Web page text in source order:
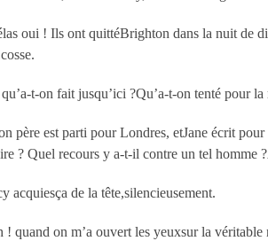
oui ! Ils ont quittéBrighton dans la nuit de
t-on fait jusqu’ici ?Qu’a-t-on tenté pour la
père est parti pour Londres, etJane écrit
? Quel recours y a-t-il contre un tel homme
acquiesça de la tête,silencieusement.
! quand on m’a ouvert les yeuxsur la